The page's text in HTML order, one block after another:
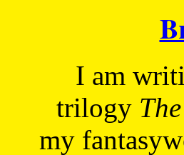
I am
trilogy
my